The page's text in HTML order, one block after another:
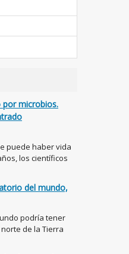
por microbios.
puede haber vida
los científicos
del mundo,
podría tener
de la Tierra